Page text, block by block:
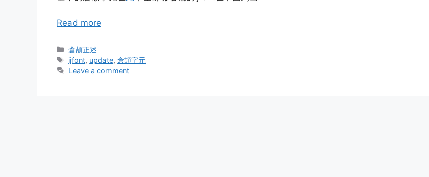
Read more
Categories
倉頡正述
Tags
ijfont, update,倉頡字元
Leave a comment